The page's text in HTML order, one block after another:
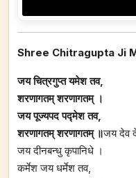
Shree Chitragupta Ji
जय चित्रगुप्त यमेश तव,
शरणागतम् शरणागतम् ।
जय पूज्यपद पद्मेश तव,
शरणागतम् शरणागतम् ॥जय देव
जय दीनबन्धु कृपानिधे ।
कर्मेश जय धर्मेश तव,